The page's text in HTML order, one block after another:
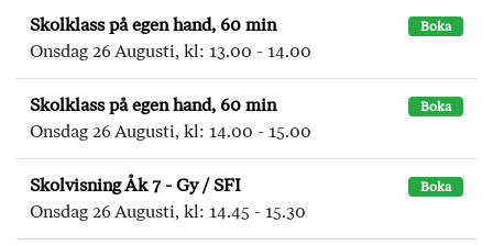
Skolklass på egen hand, 60 min Boka
Onsdag 26 Augusti, kl: 13.00 - 14.00
Skolklass på egen hand, 60 min Boka
Onsdag 26 Augusti, kl: 14.00 - 15.00
Skolvisning Åk 7 - Gy / SFI Boka
Onsdag 26 Augusti, kl: 14.45 - 15.30